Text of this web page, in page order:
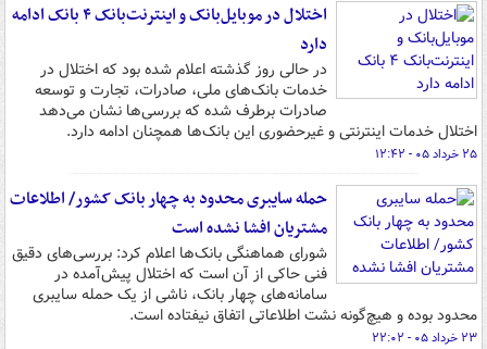
اختلال در موبایل‌بانک و اینترنت‌بانک ۴ بانک ادامه
دارد
در حالی روز گذشته اعلام شده بود که اختلال در
خدمات بانک‌های ملی، صادرات، تجارت و توسعه
صادرات برطرف شده که بررسی‌ها نشان می‌دهد
اختلال خدمات اینترنتی و غیرحضوری این بانک‌ها همچنان ادامه دارد.
۲۵ خرداد ۰۵ - ۱۲:۴۲
حمله سایبری محدود به چهار بانک کشور/ اطلاعات
مشتریان افشا نشده است
شورای هماهنگی بانک‌ها اعلام کرد: بررسی‌های دقیق
فنی حاکی از آن است که اختلال پیش‌آمده در
سامانه‌های چهار بانک، ناشی از یک حمله سایبری
محدود بوده و هیچ‌گونه نشت اطلاعاتی اتفاق نیفتاده است.
۲۳ خرداد ۰۵ - ۲۲:۰۲